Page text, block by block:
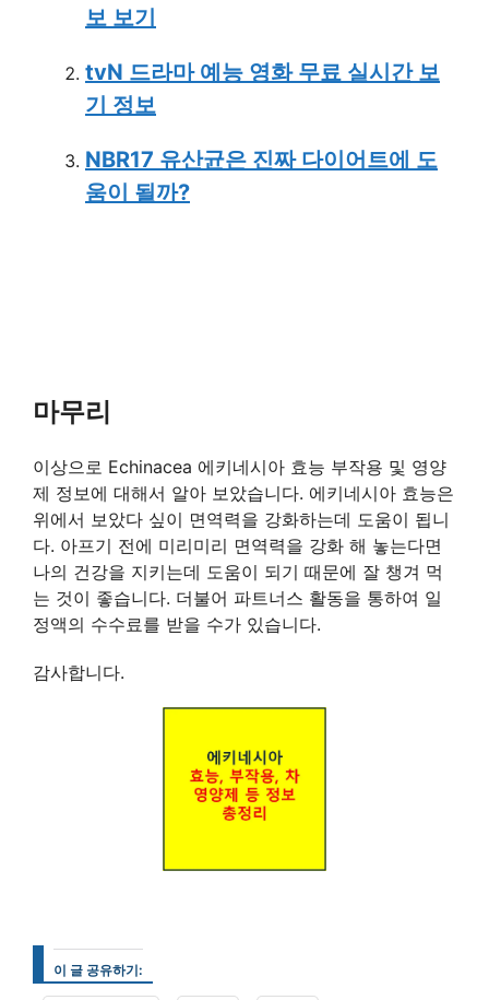
보 보기
tvN 드라마 예능 영화 무료 실시간 보
기 정보
NBR17 유산균은 진짜 다이어트에 도
움이 될까?
마무리
이상으로 Echinacea 에키네시아 효능 부작용 및 영양
제 정보에 대해서 알아 보았습니다. 에키네시아 효능은
위에서 보았다 싶이 면역력을 강화하는데 도움이 됩니
다. 아프기 전에 미리미리 면역력을 강화 해 놓는다면
나의 건강을 지키는데 도움이 되기 때문에 잘 챙겨 먹
는 것이 좋습니다. 더불어 파트너스 활동을 통하여 일
정액의 수수료를 받을 수가 있습니다.
감사합니다.
이 글 공유하기: